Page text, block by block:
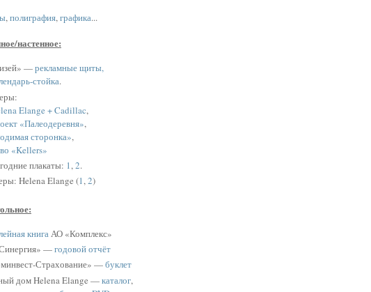
,полиграфия,графика...
настенное:
—рекламные щиты,
стойка.
Elange + Cadillac,
«Палеодеревня»,
сторонка»,
«Kellers»
плакаты: 1,2.
Helena Elange (1,2)
книгаАО «Комплекс»
—годовой отчёт
Страхование» —буклет
дом Helena Elange —каталог,